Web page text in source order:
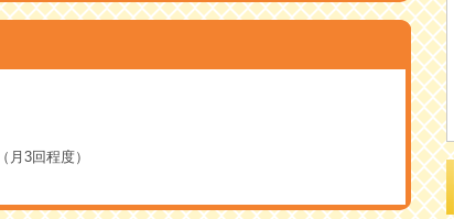
月3回程度）